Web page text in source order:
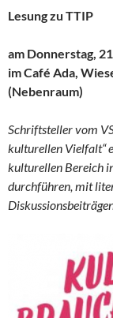
Lesung zu TTIP
am Donnerstag,
im Café Ada,
(Nebenraum)
Schriftsteller vom
kulturellen Vielfalt“
kulturellen Bereich
durchführen, mit